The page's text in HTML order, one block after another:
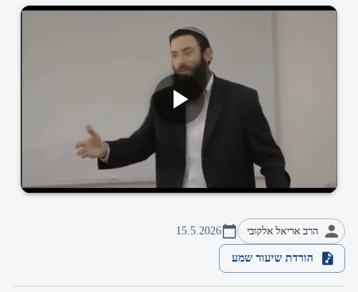
הרב אריאל אלקובי 15.5.2026
הורדת שיעור שמע